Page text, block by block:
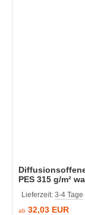
PES 315 g/m²
Lieferzeit: 3-4 Tage
ab 32,03 EUR